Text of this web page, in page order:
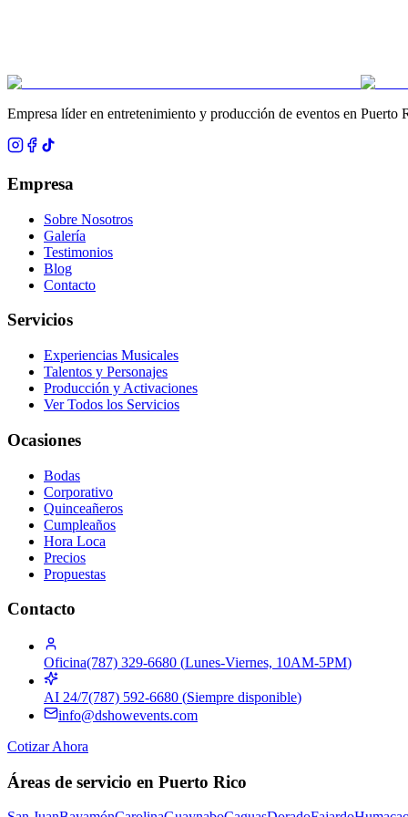
Empresa líder en entretenimiento y producción de eventos en Puerto
Empresa
Sobre Nosotros
Galería
Testimonios
Blog
Contacto
Servicios
Experiencias Musicales
Talentos y Personajes
Producción y Activaciones
Ver Todos los Servicios
Ocasiones
Bodas
Corporativo
Quinceañeros
Cumpleaños
Hora Loca
Precios
Propuestas
Contacto
Oficina(787) 329-6680 (Lunes-Viernes, 10AM-5PM)
AI 24/7(787) 592-6680 (Siempre disponible)
info@dshowevents.com
Cotizar Ahora
Áreas de servicio en Puerto Rico